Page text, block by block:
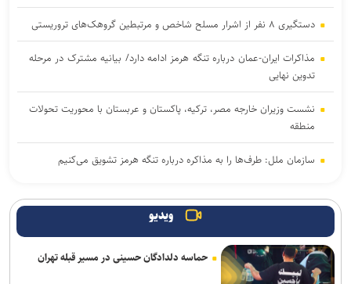
دستگیری ۸ نفر از اشرار مسلح شاخص و مرتبطین گروهک‌های تروریستی
مذاکرات ایران-عمان درباره تنگه هرمز ادامه دارد/ بیانیه مشترک در مرحله
تدوین نهایی
نشست وزیران خارجه مصر، ترکیه، پاکستان و عربستان با محوریت تحولات
منطقه
سازمان ملل: طرف‌ها را به مذاکره درباره تنگه هرمز تشویق می‌کنیم
رایزنی عراقچی و همتای موریتانی خود درباره تحولات منطقه
قالیباف: واقعیت‌ها را بپذیرید
ویدیو
حماسه دلدادگان حسینی در مسیر قبله تهران